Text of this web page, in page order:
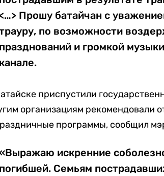
Прошу батайчан с
по возможности
празднований и громкой
канале.
приспустили
организациям рекомендовали
программы, сообщил
искренние
погибшей. Семьям